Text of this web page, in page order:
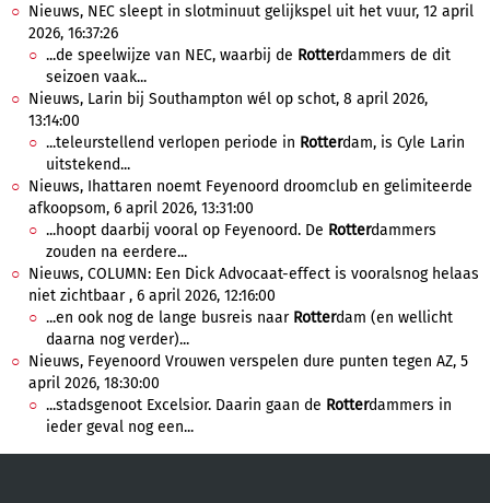
Nieuws, NEC sleept in slotminuut gelijkspel uit het vuur, 12 april
2026, 16:37:26
...de speelwijze van NEC, waarbij de Rotterdammers de dit
seizoen vaak...
Nieuws, Larin bij Southampton wél op schot, 8 april 2026,
13:14:00
...teleurstellend verlopen periode in Rotterdam, is Cyle Larin
uitstekend...
Nieuws, Ihattaren noemt Feyenoord droomclub en gelimiteerde
afkoopsom, 6 april 2026, 13:31:00
...hoopt daarbij vooral op Feyenoord. De Rotterdammers
zouden na eerdere...
Nieuws, COLUMN: Een Dick Advocaat-effect is vooralsnog helaas
niet zichtbaar , 6 april 2026, 12:16:00
...en ook nog de lange busreis naar Rotterdam (en wellicht
daarna nog verder)...
Nieuws, Feyenoord Vrouwen verspelen dure punten tegen AZ, 5
april 2026, 18:30:00
...stadsgenoot Excelsior. Daarin gaan de Rotterdammers in
ieder geval nog een...